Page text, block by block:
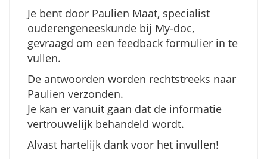
Je bent door Paulien Maat, specialist
ouderengeneeskunde bij My-doc,
gevraagd om een feedback formulier in te
vullen.
De antwoorden worden rechtstreeks naar
Paulien verzonden.
Je kan er vanuit gaan dat de informatie
vertrouwelijk behandeld wordt.
Alvast hartelijk dank voor het invullen!